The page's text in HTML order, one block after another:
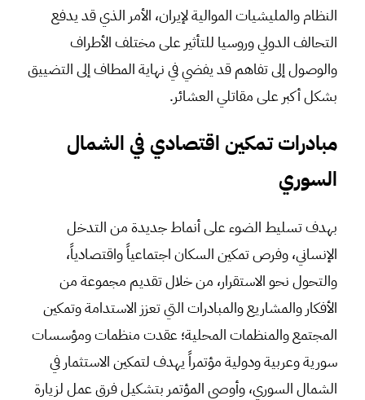
النظام والمليشيات الموالية لإيران، الأمر الذي قد يدفع
التحالف الدولي وروسيا للتأثير على مختلف الأطراف
والوصول إلى تفاهم قد يفضي في نهاية المطاف إلى التضييق
بشكل أكبر على مقاتلي العشائر.
مبادرات تمكين اقتصادي في الشمال
السوري
بهدف تسليط الضوء على أنماط جديدة من التدخل
الإنساني، وفرص تمكين السكان اجتماعياً واقتصادياً،
والتحول نحو الاستقرار، من خلال تقديم مجموعة من
الأفكار والمشاريع والمبادرات التي تعزز الاستدامة وتمكين
المجتمع والمنظمات المحلية؛ عقدت منظمات ومؤسسات
سورية وعربية ودولية مؤتمراً يهدف لتمكين الاستثمار في
الشمال السوري، وأوصى المؤتمر بتشكيل فرق عمل لزيارة